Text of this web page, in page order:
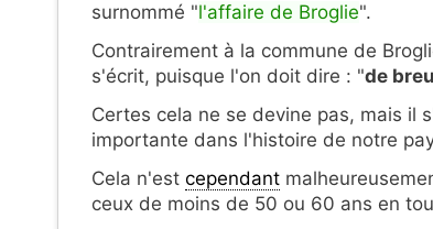
surnommé "l'affaire de Broglie".
Contrairement à la commune de
s'écrit, puisque l'on doit dire : "de
Certes cela ne se devine pas, mais il
importante dans l'histoire de notre
Cela n'est cependant
ceux de moins de 50 ou 60 ans en